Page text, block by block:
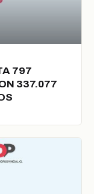
797
337.077